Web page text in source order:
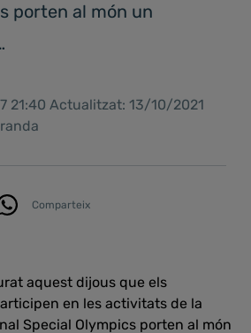
porten al món un
21:40 Actualitzat: 13/10/2021
Comparteix
aquest dijous que els
en les activitats de la
Special Olympics porten al món